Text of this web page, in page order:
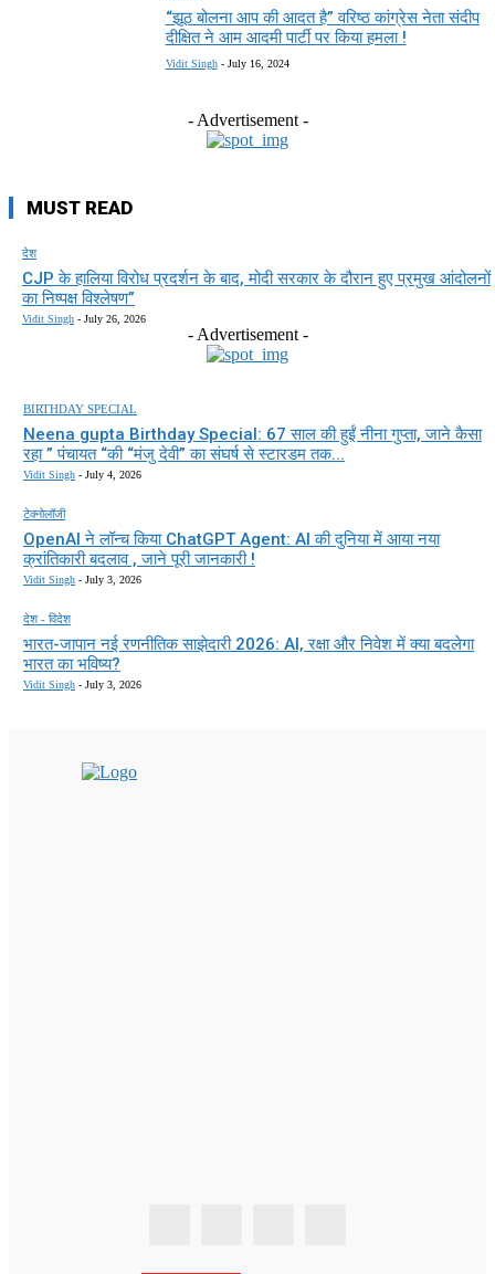
“झूठ बोलना आप की आदत है” वरिष्ठ कांग्रेस नेता संदीप
दीक्षित ने आम आदमी पार्टी पर किया हमला !
Vidit Singh - July 16, 2024
- Advertisement -
MUST READ
देश
CJP के हालिया विरोध प्रदर्शन के बाद, मोदी सरकार के दौरान हुए प्रमुख आंदोलनों
का निष्पक्ष विश्लेषण”
Vidit Singh - July 26, 2026
- Advertisement -
BIRTHDAY SPECIAL
Neena gupta Birthday Special: 67 साल की हुईं नीना गुप्ता, जाने कैसा
रहा ” पंचायत “की “मंजु देवी” का संघर्ष से स्टारडम तक...
Vidit Singh - July 4, 2026
टेक्नोलॉजी
OpenAI ने लॉन्च किया ChatGPT Agent: AI की दुनिया में आया नया
क्रांतिकारी बदलाव , जाने पूरी जानकारी !
Vidit Singh - July 3, 2026
देश - विदेश
भारत-जापान नई रणनीतिक साझेदारी 2026: AI, रक्षा और निवेश में क्या बदलेगा
भारत का भविष्य?
Vidit Singh - July 3, 2026